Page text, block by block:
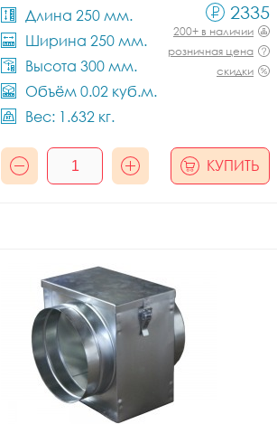
Длина 250 мм.
Ширина 250 мм.
Высота 300 мм.
Объём 0.02 куб.м.
Вес: 1.632 кг.
2335
200+ в наличии
розничная цена
скидки
КУПИТЬ